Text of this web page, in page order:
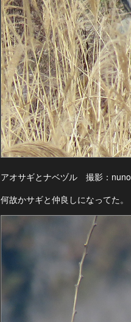
アオサギとナベヅル 撮影：nuno
何故かサギと仲良しになってた。